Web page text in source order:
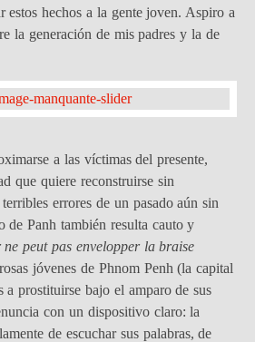
estos hechos a la gente joven. Aspiro a
la generación de mis padres y la de
a las víctimas del presente,
que quiere reconstruirse sin
errores de un pasado aún sin
de Panh también resulta cauto y
ne peut pas envelopper la braise
jóvenes de Phnom Penh (la capital
a prostituirse bajo el amparo de sus
con un dispositivo claro: la
de escuchar sus palabras, de